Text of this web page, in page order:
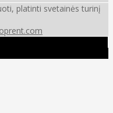
platinti svetainės turinį